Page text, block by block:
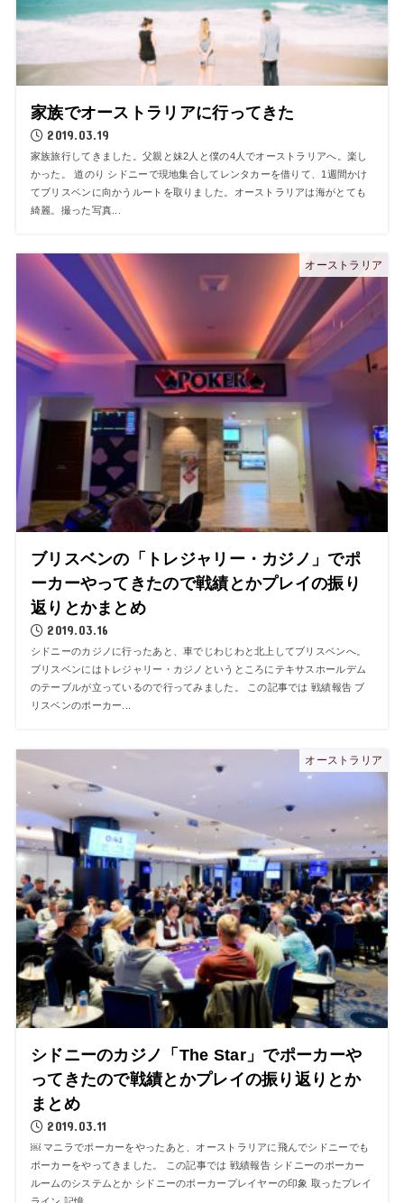
家族でオーストラリアに行ってきた
2019.03.19
家族旅行してきました。父親と妹2人と僕の4人でオーストラリアへ。楽し
かった。 道のり シドニーで現地集合してレンタカーを借りて、1週間かけ
てブリスベンに向かうルートを取りました。オーストラリアは海がとても
綺麗。撮った写真...
オーストラリア
ブリスベンの「トレジャリー・カジノ」でポ
ーカーやってきたので戦績とかプレイの振り
返りとかまとめ
2019.03.16
シドニーのカジノに行ったあと、車でじわじわと北上してブリスベンへ。
ブリスベンにはトレジャリー・カジノというところにテキサスホールデム
のテーブルが立っているので行ってみました。 この記事では 戦績報告 ブ
リスベンのポーカー...
オーストラリア
シドニーのカジノ「The Star」でポーカーや
ってきたので戦績とかプレイの振り返りとか
まとめ
2019.03.11
￼ マニラでポーカーをやったあと、オーストラリアに飛んでシドニーでも
ポーカーをやってきました。 この記事では 戦績報告 シドニーのポーカー
ルームのシステムとか シドニーのポーカープレイヤーの印象 取ったプレイ